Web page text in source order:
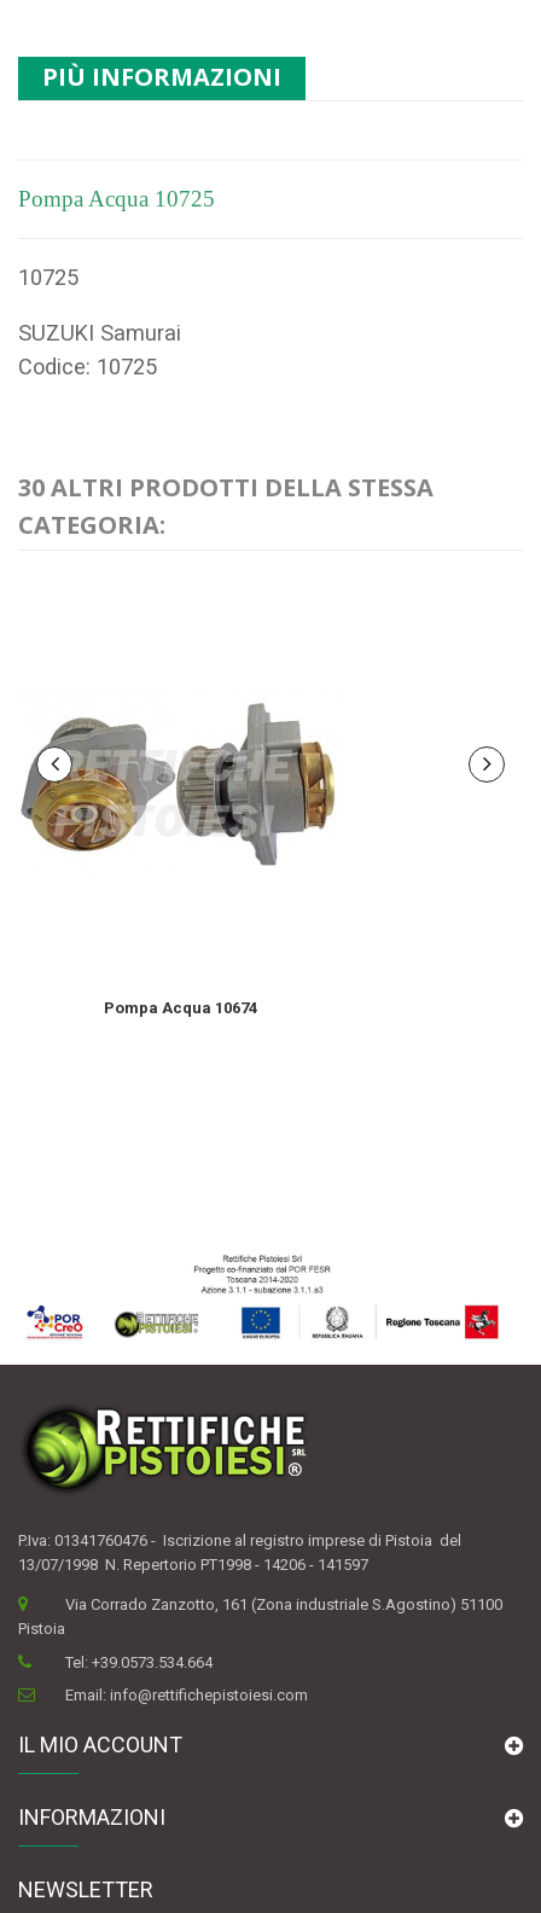
PIÙ INFORMAZIONI
Pompa Acqua 10725
10725
SUZUKI Samurai
Codice: 10725
30 ALTRI PRODOTTI DELLA STESSA
CATEGORIA:
Pompa Acqua 10674
P.Iva: 01341760476 - Iscrizione al registro imprese di Pistoia del
13/07/1998 N. Repertorio PT1998 - 14206 - 141597
Via Corrado Zanzotto, 161 (Zona industriale S.Agostino) 51100
Pistoia
Tel:+39.0573.534.664
Email:info@rettifichepistoiesi.com
IL MIO ACCOUNT
INFORMAZIONI
NEWSLETTER